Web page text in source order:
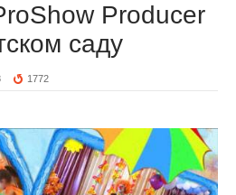
Producer
саду
1772